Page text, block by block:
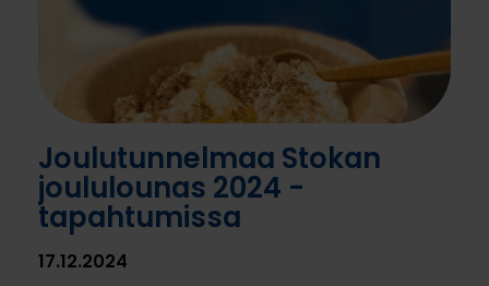
Joulutunnelmaa Stokan
joululounas 2024 -
tapahtumissa
17.12.2024